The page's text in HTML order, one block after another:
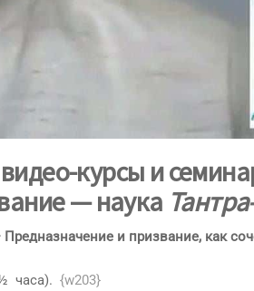
курсы и
— наука
и призвание, как
часа). {w203}